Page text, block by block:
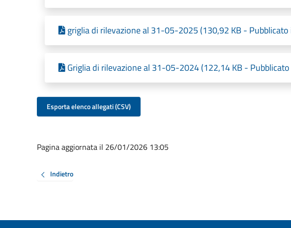
griglia di rilevazione al 31-05-2025 (130,92 KB -
Griglia di rilevazione al 31-05-2024 (122,14 KB -
Esporta elenco allegati (CSV)
Pagina aggiornata il 26/01/2026 13:05
Indietro